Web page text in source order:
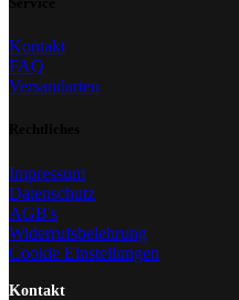
Kontakt
FAQ
Versandarten
Impressum
Datenschutz
AGB's
Widerrufsbelehrung
Cookie Einstellungen
Kontakt